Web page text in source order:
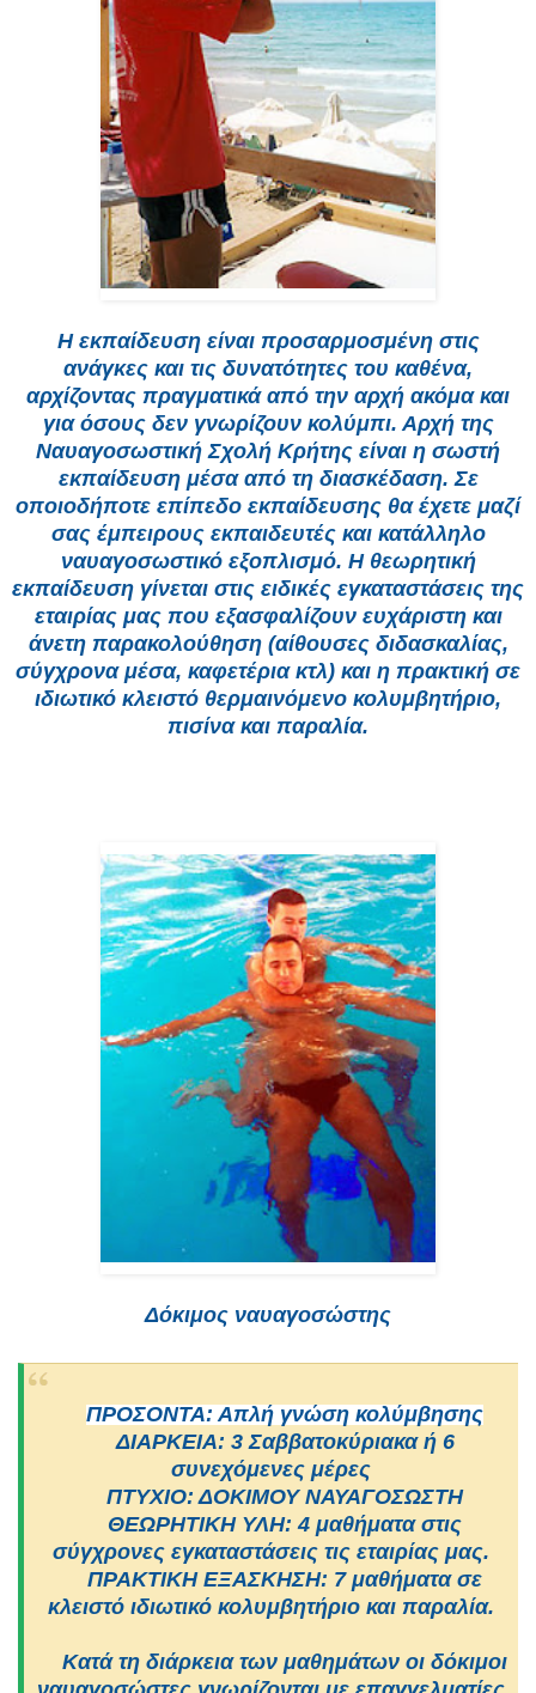
Η εκπαίδευση είναι προσαρμοσμένη στις
ανάγκες και τις δυνατότητες του καθένα,
αρχίζοντας πραγματικά από την αρχή ακόμα και
για όσους δεν γνωρίζουν κολύμπι. Αρχή της
Ναυαγοσωστική Σχολή Κρήτης είναι η σωστή
εκπαίδευση μέσα από τη διασκέδαση. Σε
οποιοδήποτε επίπεδο εκπαίδευσης θα έχετε μαζί
σας έμπειρους εκπαιδευτές και κατάλληλο
ναυαγοσωστικό εξοπλισμό. Η θεωρητική
εκπαίδευση γίνεται στις ειδικές εγκαταστάσεις της
εταιρίας μας που εξασφαλίζουν ευχάριστη και
άνετη παρακολούθηση (αίθουσες διδασκαλίας,
σύγχρονα μέσα, καφετέρια κτλ) και η πρακτική σε
ιδιωτικό κλειστό θερμαινόμενο κολυμβητήριο,
πισίνα και παραλία.
Δόκιμος ναυαγοσώστης
ΠΡΟΣΟΝΤΑ: Απλή γνώση κολύμβησης
ΔΙΑΡΚΕΙΑ: 3 Σαββατοκύριακα ή 6
συνεχόμενες μέρες
ΠΤΥΧΙΟ: ΔΟΚΙΜΟΥ ΝΑΥΑΓΟΣΩΣΤΗ
ΘΕΩΡΗΤΙΚΗ ΥΛΗ: 4 μαθήματα στις
σύγχρονες εγκαταστάσεις τις εταιρίας μας.
ΠΡΑΚΤΙΚΗ ΕΞΑΣΚΗΣΗ: 7 μαθήματα σε
κλειστό ιδιωτικό κολυμβητήριο και παραλία.
Κατά τη διάρκεια των μαθημάτων οι δόκιμοι